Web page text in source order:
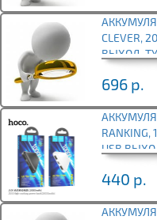
CLEVER,
ВЫХОД,
696 р.
USB
440 р.